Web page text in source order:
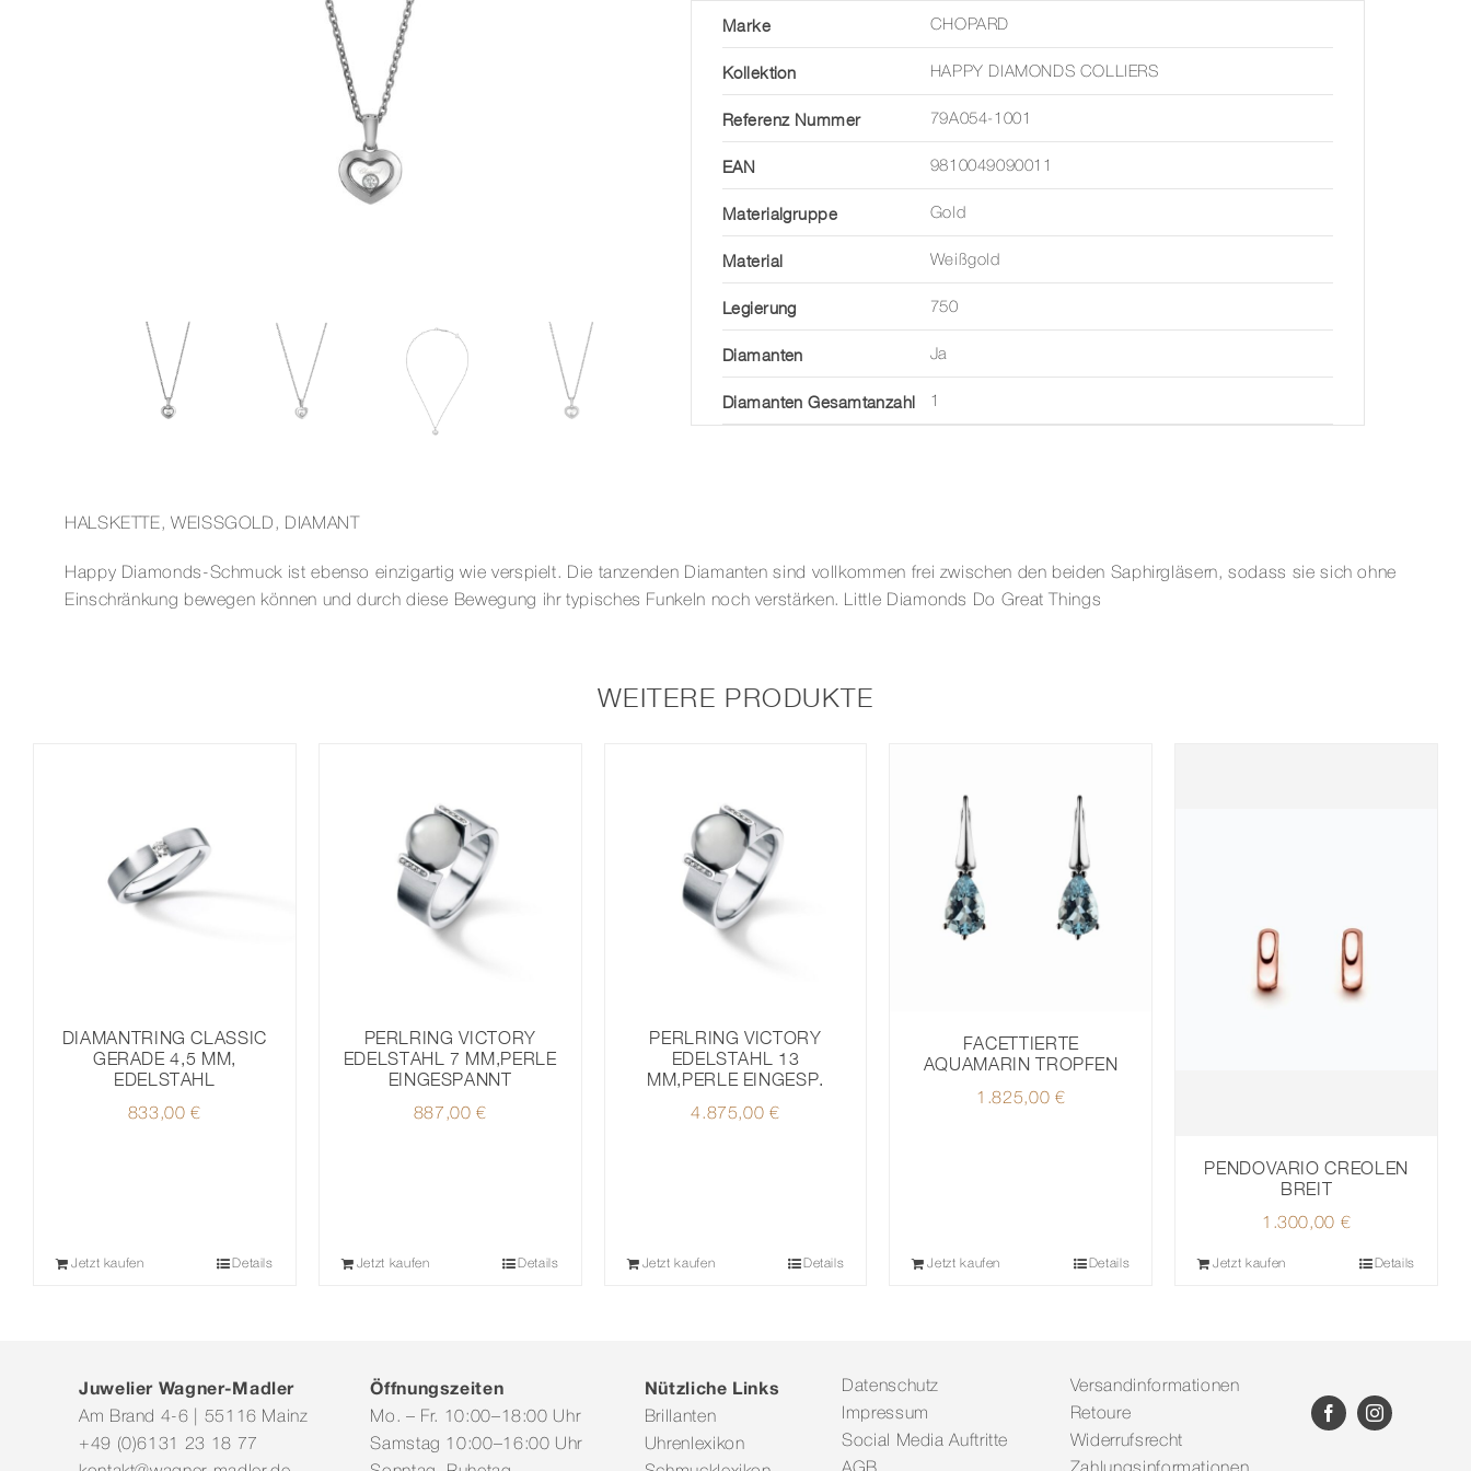
Marke CHOPARD
Kollektion HAPPY DIAMONDS COLLIERS
Referenz Nummer 79A054-1001
EAN 9810049090011
Materialgruppe Gold
Material Weißgold
Legierung 750
Diamanten Ja
Diamanten Gesamtanzahl 1
HALSKETTE, WEISSGOLD, DIAMANT
Happy Diamonds-Schmuck ist ebenso einzigartig wie verspielt. Die tanzenden Diamanten sind vollkommen frei zwischen den beiden Saphirgläsern, sodass sie sich ohne
Einschränkung bewegen können und durch diese Bewegung ihr typisches Funkeln noch verstärken. Little Diamonds Do Great Things
WEITERE PRODUKTE
DIAMANTRING CLASSIC
GERADE 4,5 MM,
EDELSTAHL
833,00€
Jetzt kaufen Details
PERLRING VICTORY
EDELSTAHL 7 MM,PERLE
EINGESPANNT
887,00€
Jetzt kaufen Details
PERLRING VICTORY
EDELSTAHL 13
MM,PERLE EINGESP.
4.875,00€
Jetzt kaufen Details
FACETTIERTE
AQUAMARIN TROPFEN
1.825,00 €
Jetzt kaufen Details
PENDOVARIO CREOLEN
BREIT
1.300,00 €
Jetzt kaufen Details
Juwelier Wagner-Madler
Am Brand 4-6 | 55116 Mainz
+49 (0)6131 23 18 77
Öffnungszeiten
Mo. – Fr. 10:00–18:00 Uhr
Samstag 10:00–16:00 Uhr
Nützliche Links
Brillanten
Uhrenlexikon
Datenschutz
Impressum
Social Media Auftritte
Versandinformationen
Retoure
Widerrufsrecht